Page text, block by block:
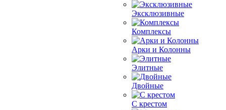
Эксклюзивные
Комплексы
Арки и Колонны
Элитные
Двойные
С крестом